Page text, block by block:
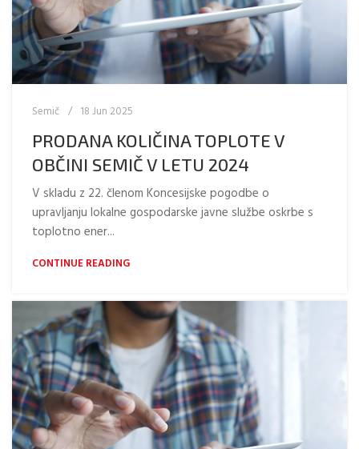
Semič 18 Jun 2025
PRODANA KOLIČINA TOPLOTE V
OBČINI SEMIČ V LETU 2024
V skladu z 22. členom Koncesijske pogodbe o
upravljanju lokalne gospodarske javne službe oskrbe s
toplotno ener...
CONTINUE READING